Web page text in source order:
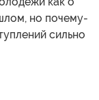
но почему-
сильно